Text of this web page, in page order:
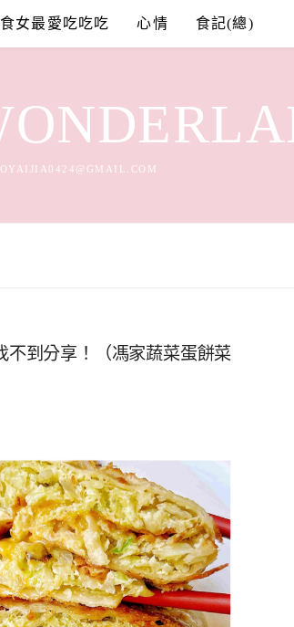
女最愛吃吃吃 心情 食記(總)
不到分享！（馮家蔬菜蛋餅菜